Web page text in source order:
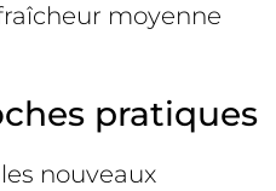
moyenne
pratiques
nouveaux